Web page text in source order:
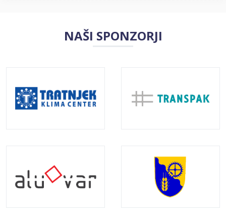
NAŠI SPONZORJI